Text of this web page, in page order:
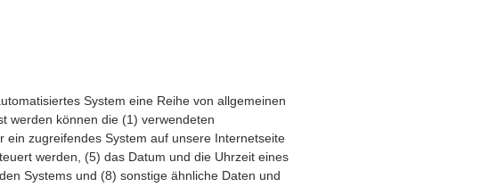
System eine Reihe von allgemeinen
werden können die (1) verwendeten
zugreifendes System auf unsere Internetseite
werden, (5) das Datum und die Uhrzeit eines
Systems und (8) sonstige ähnliche Daten und